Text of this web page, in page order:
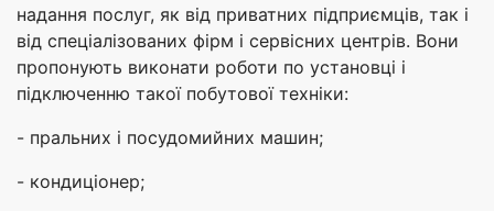
надання послуг, як від приватних підприємців, так і
від спеціалізованих фірм і сервісних центрів. Вони
пропонують виконати роботи по установці і
підключенню такої побутової техніки:
- пральних і посудомийних машин;
- кондиціонер;